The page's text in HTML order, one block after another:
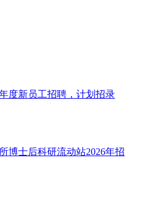
度新员工招聘，计划招录
博士后科研流动站2026年招